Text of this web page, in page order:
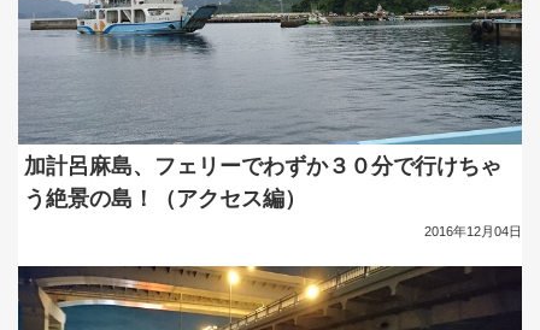
加計呂麻島、フェリーでわずか３０分で行けちゃ
う絶景の島！（アクセス編）
2016年12月04日